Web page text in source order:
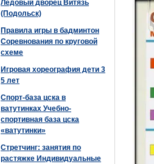
Ледовый дворец Витязь
(Подольск)
Правила игры в бадминтон
Соревнования по круговой
схеме
Игровая хореография дети 3
5 лет
Спорт-база цска в
ватутинках Учебно-
спортивная база цска
«ватутинки»
Стретчинг: занятия по
растяжке Индивидуальные